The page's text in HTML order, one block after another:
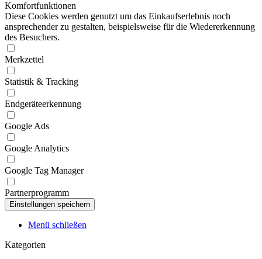
Komfortfunktionen
Diese Cookies werden genutzt um das Einkaufserlebnis noch
ansprechender zu gestalten, beispielsweise für die Wiedererkennung
des Besuchers.
Merkzettel
Statistik & Tracking
Endgeräteerkennung
Google Ads
Google Analytics
Google Tag Manager
Partnerprogramm
Menü schließen
Kategorien